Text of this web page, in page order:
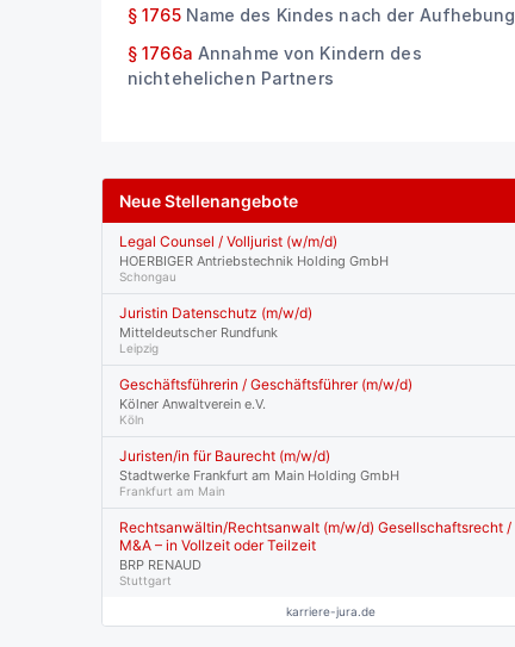
§ 1765 Name des Kindes nach der Aufhebung
§ 1766a Annahme von Kindern des
nichtehelichen Partners